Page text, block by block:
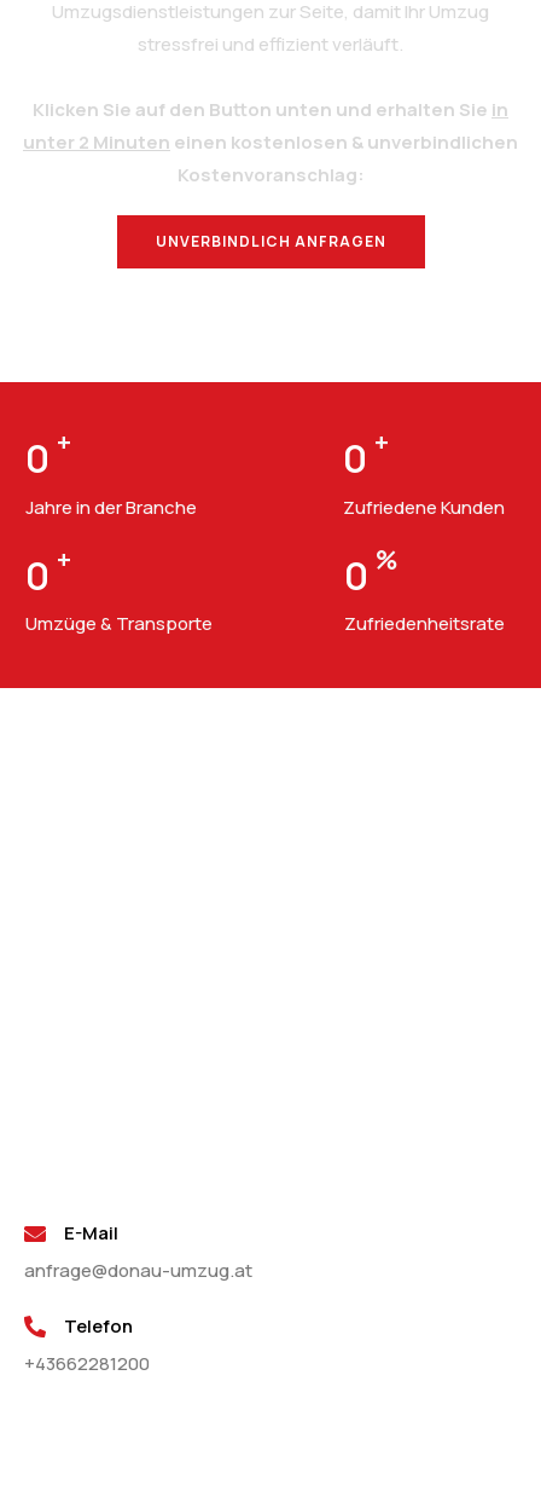
Umzugsdienstleistungen zur Seite, damit Ihr Umzug
stressfrei und effizient verläuft.
Klicken Sie auf den Button unten und erhalten Sie in
unter 2 Minuten einen kostenlosen & unverbindlichen
Kostenvoranschlag:
UNVERBINDLICH ANFRAGEN
0 +
Jahre in der Branche
0 +
Zufriedene Kunden
0 +
Umzüge & Transporte
0 %
Zufriedenheitsrate
E-Mail
anfrage@donau-umzug.at
Telefon
+43662281200